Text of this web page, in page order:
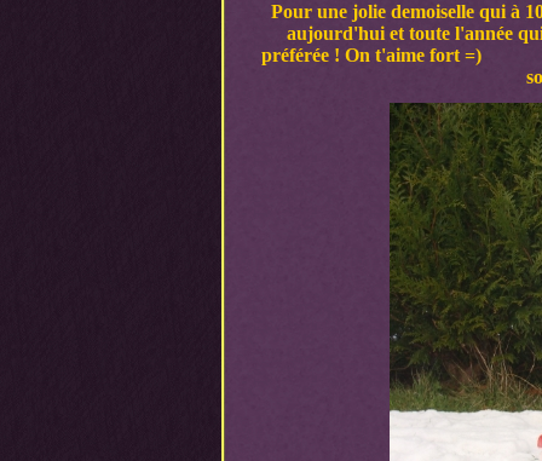
Pour une jolie demoiselle qui à
aujourd'hui et toute l'année
préférée ! On t'aime fort =) Ta